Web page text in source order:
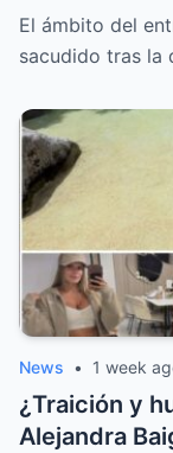
del colapso
El ámbito del
sacudido tras la
News • 1 week
¿Traición y
Alejandra